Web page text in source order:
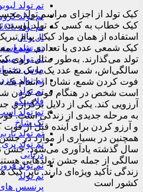
تم تولد
تم تولد
ال و ال
تم تولد
تم تولد
موس
تم تولد
تم تولد
فلامینگو
تم تولد
تک شاخ
تم تولد
تم تولد پری
دریایی
تم تولد
تم تولد
پرنسس
کیک تولد از اجزای مراسم تولد
کیک خطاب به کسی که تولد اوست
استفاده از همان مواد کیک، پیام
کیک شمعی عددی یا تعدادیشمع
تولد می‌گذارند. به‌طور مثال، روی
سالگی‌اش، شمع عدد یک یا یک شمع
فوت کردن شمع، نشان از اتمام
است شخص در هنگام فوت کردن
آرزویی کند. یکی از دلایل برگزاری
به مرحله جدیدی از زندگی است.
و آرزو کردن برای آینده قبل از
همچنین در بسیاری از موارد در
سالگی از جمله جشن تولدهایی
زندگی تأکید ویژه‌ای دارند. تاپر
کشور است